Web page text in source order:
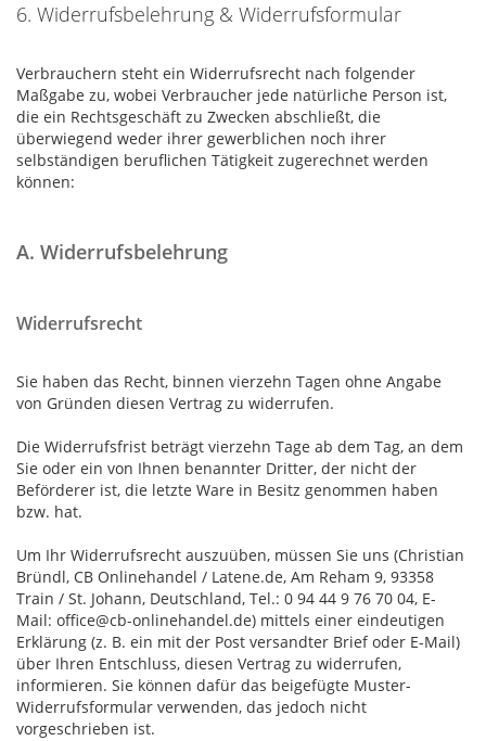
6. Widerrufsbelehrung & Widerrufsformular
Verbrauchern steht ein Widerrufsrecht nach folgender
Maßgabe zu, wobei Verbraucher jede natürliche Person ist,
die ein Rechtsgeschäft zu Zwecken abschließt, die
überwiegend weder ihrer gewerblichen noch ihrer
selbständigen beruflichen Tätigkeit zugerechnet werden
können:
A. Widerrufsbelehrung
Widerrufsrecht
Sie haben das Recht, binnen vierzehn Tagen ohne Angabe
von Gründen diesen Vertrag zu widerrufen.
Die Widerrufsfrist beträgt vierzehn Tage ab dem Tag, an dem
Sie oder ein von Ihnen benannter Dritter, der nicht der
Beförderer ist, die letzte Ware in Besitz genommen haben
bzw. hat.
Um Ihr Widerrufsrecht auszuüben, müssen Sie uns (Christian
Bründl, CB Onlinehandel / Latene.de, Am Reham 9, 93358
Train / St. Johann, Deutschland, Tel.: 0 94 44 9 76 70 04, E-
Mail: office@cb-onlinehandel.de) mittels einer eindeutigen
Erklärung (z. B. ein mit der Post versandter Brief oder E-Mail)
über Ihren Entschluss, diesen Vertrag zu widerrufen,
informieren. Sie können dafür das beigefügte Muster-
Widerrufsformular verwenden, das jedoch nicht
vorgeschrieben ist.